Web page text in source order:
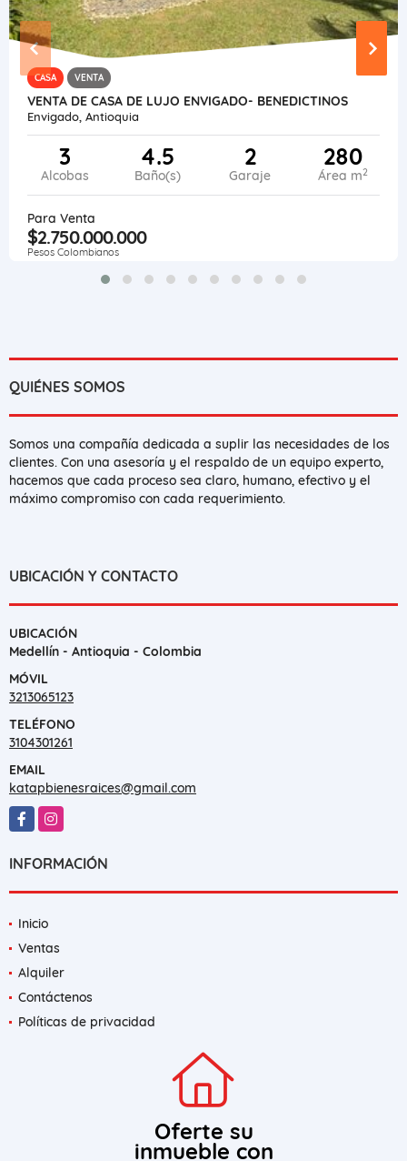
CASA VENTA
VENTA DE CASA DE LUJO ENVIGADO- BENEDICTINOS
Envigado, Antioquia
3
Alcobas
4.5
Baño(s)
2
Garaje
280
Área m2
Para Venta
$2.750.000.000
Pesos Colombianos
QUIÉNES SOMOS
Somos una compañía dedicada a suplir las necesidades de los
clientes. Con una asesoría y el respaldo de un equipo experto,
hacemos que cada proceso sea claro, humano, efectivo y el
máximo compromiso con cada requerimiento.
UBICACIÓN Y CONTACTO
UBICACIÓN
Medellín - Antioquia - Colombia
MÓVIL
3213065123
TELÉFONO
3104301261
EMAIL
katapbienesraices@gmail.com
FacebookInstagram
INFORMACIÓN
Inicio
Ventas
Alquiler
Contáctenos
Políticas de privacidad
Oferte su
inmueble con